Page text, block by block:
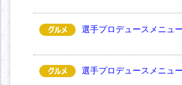
選手プロデュースメニュ
選手プロデュースメニュ